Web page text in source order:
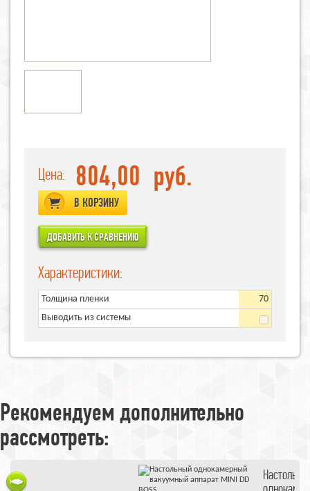
Цена: 804,00 руб.
В КОРЗИНУ
Характеристики:
Толщина пленки
70
Выводить из системы
Рекомендуем дополнительно
рассмотреть: